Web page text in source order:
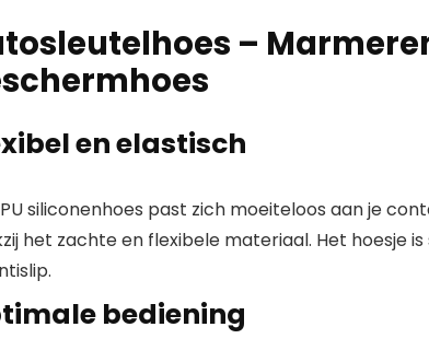
–
en elastisch
siliconenhoes past zich moeiteloos aan je
het zachte en flexibele materiaal. Het hoesje
bediening